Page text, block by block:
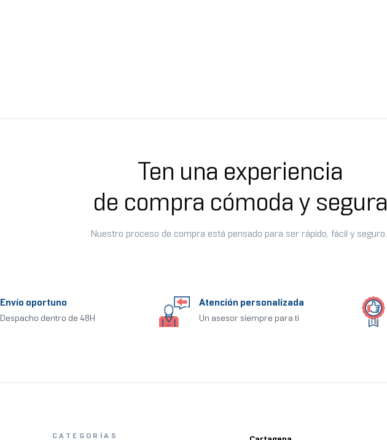
Ten una experiencia
de compra cómoda y segura
Nuestro proceso de compra está pensado para ser rápido, fácil y seguro.
Envío oportuno
Despacho dentro de 48H
Atención personalizada
Un asesor siempre para ti
CATEGORÍAS